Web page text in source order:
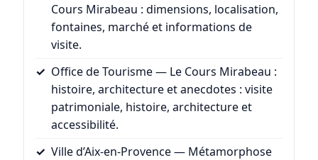
Cours Mirabeau : dimensions, localisation,
fontaines, marché et informations de
visite.
Office de Tourisme — Le Cours Mirabeau :
histoire, architecture et anecdotes : visite
patrimoniale, histoire, architecture et
accessibilité.
Ville d’Aix-en-Provence — Métamorphose